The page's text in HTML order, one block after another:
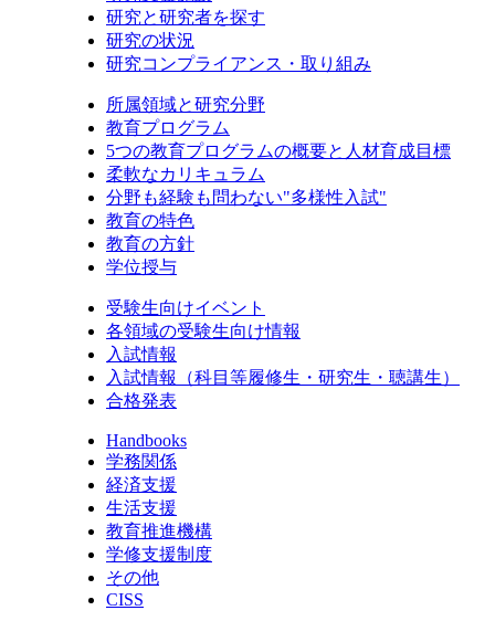
研究と研究者を探す
研究の状況
研究コンプライアンス・取り組み
所属領域と研究分野
教育プログラム
5つの教育プログラムの概要と人材育成目標
柔軟なカリキュラム
分野も経験も問わない"多様性入試"
教育の特色
教育の方針
学位授与
受験生向けイベント
各領域の受験生向け情報
入試情報
入試情報（科目等履修生・研究生・聴講生）
合格発表
Handbooks
学務関係
経済支援
生活支援
教育推進機構
学修支援制度
その他
CISS